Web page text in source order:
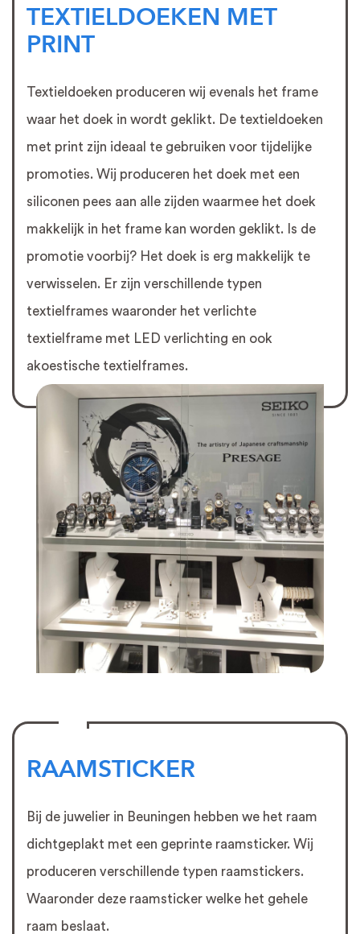
TEXTIELDOEKEN MET
PRINT
Textieldoeken produceren wij evenals het frame
waar het doek in wordt geklikt. De textieldoeken
met print zijn ideaal te gebruiken voor tijdelijke
promoties. Wij produceren het doek met een
siliconen pees aan alle zijden waarmee het doek
makkelijk in het frame kan worden geklikt. Is de
promotie voorbij? Het doek is erg makkelijk te
verwisselen. Er zijn verschillende typen
textielframes waaronder het verlichte
textielframe met LED verlichting en ook
akoestische textielframes.
RAAMSTICKER
Bij de juwelier in Beuningen hebben we het raam
dichtgeplakt met een geprinte raamsticker. Wij
produceren verschillende typen raamstickers.
Waaronder deze raamsticker welke het gehele
raam beslaat.